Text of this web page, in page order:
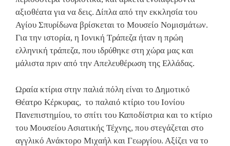
αξιοθέατα για να δεις. Δίπλα από την εκκλησία του
Αγίου Σπυρίδωνα βρίσκεται το Μουσείο Νομισμάτων.
Για την ιστορία, η Ιονική Τράπεζα ήταν η πρώη
ελληνική τράπεζα, που ιδρύθηκε στη χώρα μας και
μάλιστα πριν από την Απελευθέρωση της Ελλάδας.
Ωραία κτίρια στην παλιά πόλη είναι το Δημοτικό
Θέατρο Κέρκυρας, το παλαιό κτίριο του Ιονίου
Πανεπιστημίου, το σπίτι του Καποδίστρια και το κτίριο
του Μουσείου Ασιατικής Τέχνης, που στεγάζεται στο
αγγλικό Ανάκτορο Μιχαήλ και Γεωργίου. Αξίζει να το